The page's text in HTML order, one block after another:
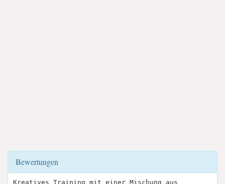
Bewertungen
Kreatives Training mit einer Mischung aus